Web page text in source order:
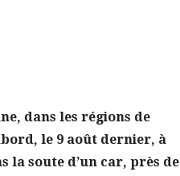
dans les régions de
le 9 août dernier, à
la soute d’un car, près de